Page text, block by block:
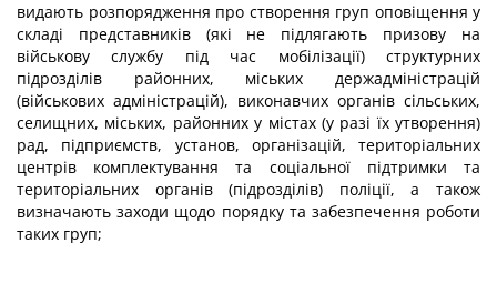
видають розпорядження про створення груп оповіщення у
складі представників (які не підлягають призову на
військову службу під час мобілізації) структурних
підрозділів районних, міських держадміністрацій
(військових адміністрацій), виконавчих органів сільських,
селищних, міських, районних у містах (у разі їх утворення)
рад, підприємств, установ, організацій, територіальних
центрів комплектування та соціальної підтримки та
територіальних органів (підрозділів) поліції, а також
визначають заходи щодо порядку та забезпечення роботи
таких груп;